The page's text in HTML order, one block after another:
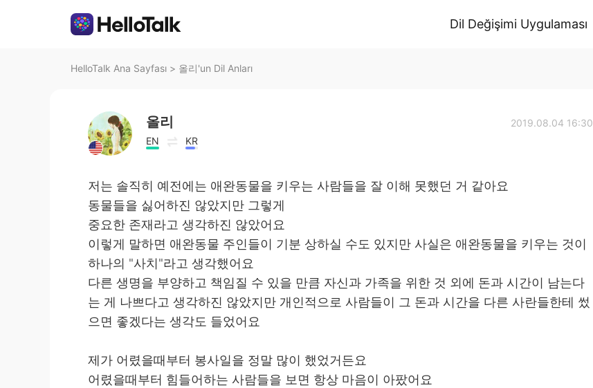
Dil Değişimi Uygulaması
HelloTalk Ana Sayfası > 올리'un Dil Anları
올리
EN KR
2019.08.04 16:30
저는 솔직히 예전에는 애완동물을 키우는 사람들을 잘 이해 못했던 거 같아요
동물들을 싫어하진 않았지만 그렇게
중요한 존재라고 생각하진 않았어요
이렇게 말하면 애완동물 주인들이 기분 상하실 수도 있지만 사실은 애완동물을 키우는 것이
하나의 "사치"라고 생각했어요
다른 생명을 부양하고 책임질 수 있을 만큼 자신과 가족을 위한 것 외에 돈과 시간이 남는다
는 게 나쁘다고 생각하진 않았지만 개인적으로 사람들이 그 돈과 시간을 다른 사란들한테 썼
으면 좋겠다는 생각도 들었어요
제가 어렸을때부터 봉사일을 정말 많이 했었거든요
어렸을때부터 힘들어하는 사람들을 보면 항상 마음이 아팠어요